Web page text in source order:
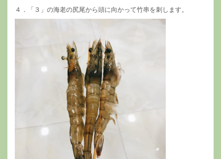
４．「３」の海老の尻尾から頭に向かって竹串を刺します。